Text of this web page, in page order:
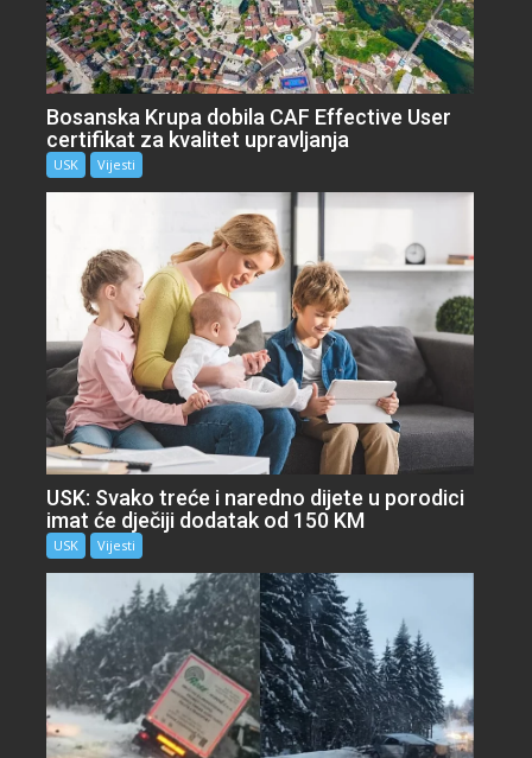
Bosanska Krupa dobila CAF Effective User
certifikat za kvalitet upravljanja
USK Vijesti
USK: Svako treće i naredno dijete u porodici
imat će dječiji dodatak od 150 KM
USK Vijesti